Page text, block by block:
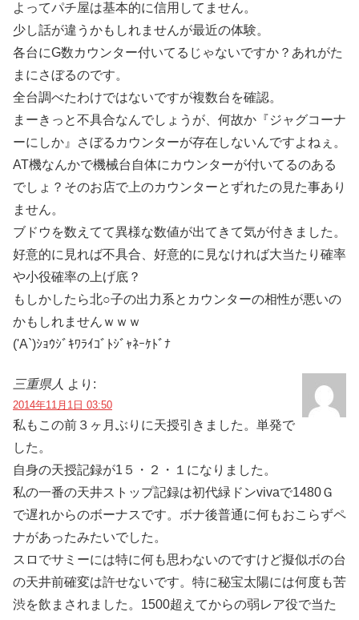
よってパチ屋は基本的に信用してません。
少し話が違うかもしれませんが最近の体験。
各台にG数カウンター付いてるじゃないですか？あれがた
まにさぼるのです。
全台調べたわけではないですが複数台を確認。
まーきっと不具合なんでしょうが、何故か『ジャグコーナ
ーにしか』さぼるカウンターが存在しないんですよねぇ。
AT機なんかで機械台自体にカウンターが付いてるのある
でしょ？そのお店で上のカウンターとずれたの見た事あり
ません。
ブドウを数えてて異様な数値が出てきて気が付きました。
好意的に見れば不具合、好意的に見なければ大当たり確率
や小役確率の上げ底？
もしかしたら北○子の出力系とカウンターの相性が悪いの
かもしれませんｗｗｗ
('A`)ｼｮｳｼﾞｷﾜﾗｲｺﾞﾄｼﾞｬﾈｰｹﾄﾞﾅ
三重県人 より:
2014年11月1日 03:50
私もこの前３ヶ月ぶりに天授引きました。単発で
した。
自身の天授記録が1５・２・１になりました。
私の一番の天井ストップ記録は初代緑ドンvivaで1480Ｇ
で遅れからのボーナスです。ボナ後普通に何もおこらずペ
ナがあったみたいでした。
スロでサミーには特に何も思わないのですけど擬似ボの台
の天井前確変は許せないです。特に秘宝太陽には何度も苦
渋を飲まされました。1500超えてからの弱レア役で当た